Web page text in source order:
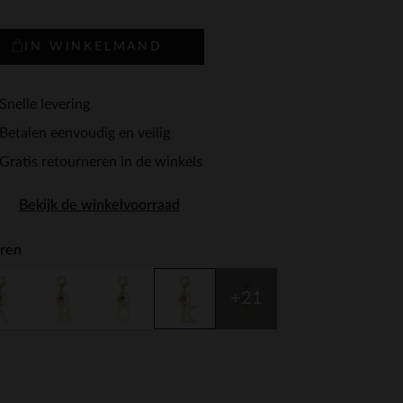
IN WINKELMAND
levering
eenvoudig en veilig
retourneren in de winkels
Bekijk de winkelvoorraad
+21